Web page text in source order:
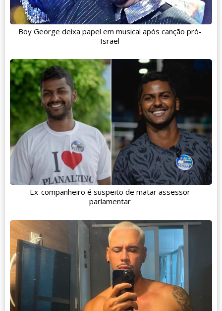
Boy George deixa papel em musical após canção pró-
Israel
Ex-companheiro é suspeito de matar assessor
parlamentar